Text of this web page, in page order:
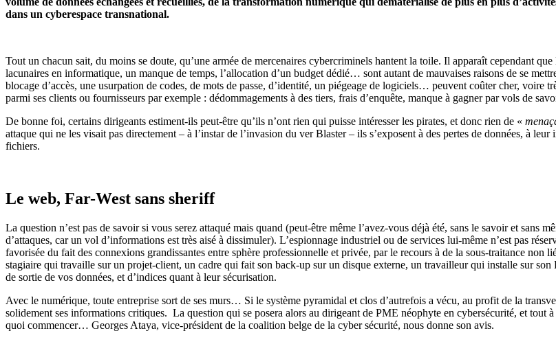
dans un cyberespace transnational.
Tout un chacun sait, du moins se doute, qu’une armée de mercenaires cybercriminels hantent la toile. Il apparaît cependant
lacunaires en informatique, un manque de temps, l’allocation d’un budget dédié… sont autant de mauvaises raisons de se
blocage d’accès, une usurpation de codes, de mots de passe, d’identité, un piégeage de logiciels… peuvent coûter cher, voire
parmi ses clients ou fournisseurs par exemple : dédommagements à des tiers, frais d’enquête, manque à gagner par vols de
De bonne foi, certains dirigeants estiment-ils peut-être qu’ils n’ont rien qui puisse intéresser les pirates, et donc rien de «
attaque qui ne les visait pas directement – à l’instar de l’invasion du ver Blaster – ils s’exposent à des pertes de données, à
fichiers.
Le web, Far-West sans sheriff
La question n’est pas de savoir si vous serez attaqué mais quand (peut-être même l’avez-vous déjà été, sans le savoir et
d’attaques, car un vol d’informations est très aisé à dissimuler). L’espionnage industriel ou de services lui-même n’est pas
favorisée du fait des connexions grandissantes entre sphère professionnelle et privée, par le recours à de la sous-traitance
stagiaire qui travaille sur un projet-client, un cadre qui fait son back-up sur un disque externe, un travailleur qui installe sur
de sortie de vos données, et d’indices quant à leur sécurisation.
Avec le numérique, toute entreprise sort de ses murs… Si le système pyramidal et clos d’autrefois a vécu, au profit de la
solidement ses informations critiques. La question qui se posera alors au dirigeant de PME néophyte en cybersécurité, et tout
quoi commencer… Georges Ataya, vice-président de la coalition belge de la cyber sécurité, nous donne son avis.